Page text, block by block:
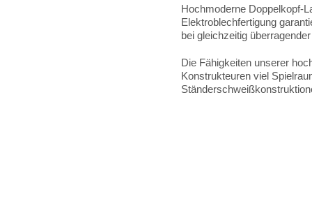
Hochmoderne Doppelkopf-
Elektroblechfertigung
bei gleichzeitig
Die Fähigkeiten unserer
Konstrukteuren viel